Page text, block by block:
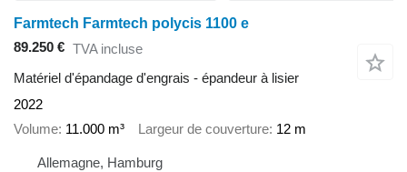
Farmtech Farmtech polycis 1100 e
89.250 € TVA incluse
Matériel d'épandage d'engrais - épandeur à lisier
2022
Volume 11.000 m³ Largeur de couverture 12 m
Allemagne, Hamburg